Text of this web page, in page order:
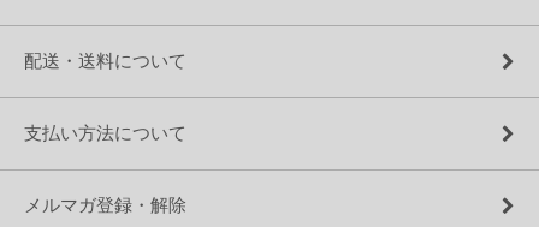
配送・送料について
支払い方法について
メルマガ登録・解除